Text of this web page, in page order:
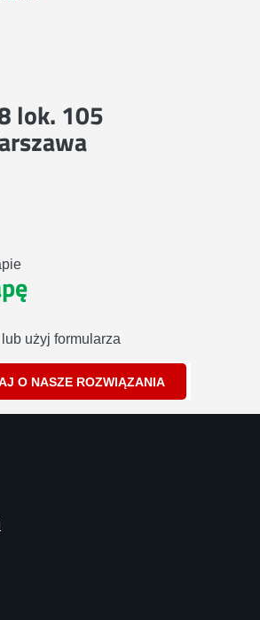
lok. 105
lub użyj formularza
O NASZE ROZWIĄZANIA